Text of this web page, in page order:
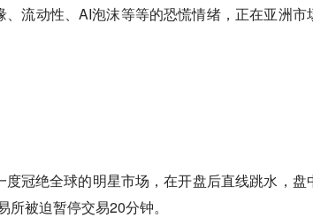
流动性、AI泡沫等等的恐慌情绪，正在亚洲市
冠绝全球的明星市场，在开盘后直线跳水，盘
被迫暂停交易20分钟。